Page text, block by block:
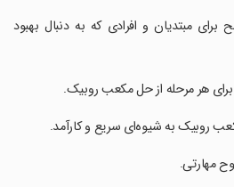
مبتدیان و افرادی که به دنبال بهبود
هر مرحله از حل مکعب روبیک.
روبیک به شیوه‌ای سریع و کارآمد.
مهارتی.